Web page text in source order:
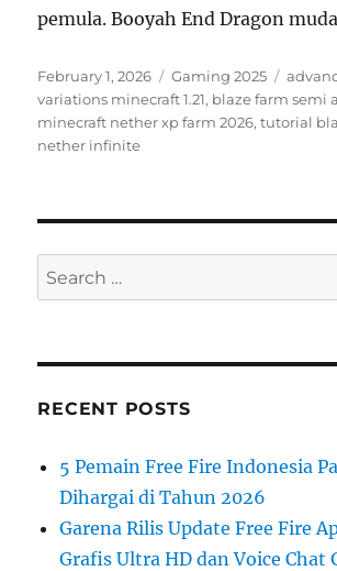
pemula. Booyah End Dragon
Posted
on
February 1, 2026 Categories
Gaming 2025 Tags
variations minecraft 1.21, blaze farm semi
minecraft nether xp farm 2026,tutorial
nether infinite
Search
for:
RECENT POSTS
5 Pemain Free Fire Indonesia
Dihargai di Tahun 2026
Garena Rilis Update Free Fire
Grafis Ultra HD dan Voice Chat